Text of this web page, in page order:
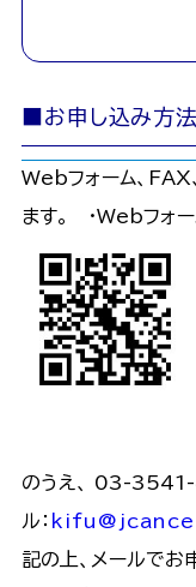
■お申し込み方法
Webフォーム、FAX
ます。 ・Webフォー
のうえ、 03-3541-
ル：
記の上、メールでお